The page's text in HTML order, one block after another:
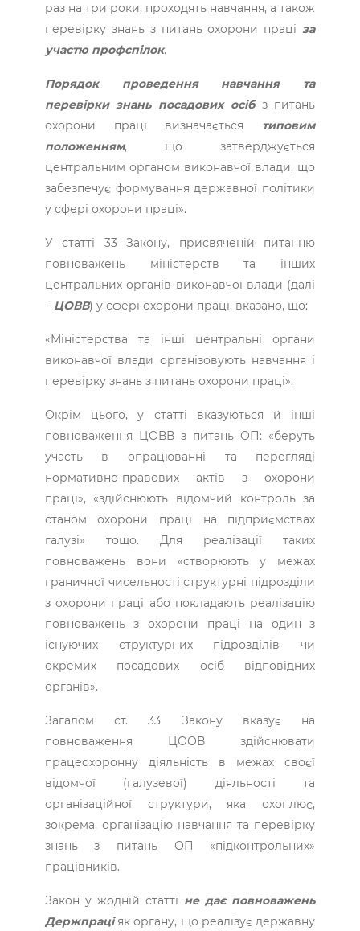
раз на три роки, проходять навчання, а також
перевірку знань з питань охорони праціза
участю профспілок.
Порядок проведення навчання та
перевірки знань посадових осібз питань
охорони праці визначається типовим
положенням, що затверджується
центральним органом виконавчої влади, що
забезпечує формування державної політики
у сфері охорони праці».
У статті 33 Закону, присвяченій питанню
повноважень міністерств та інших
центральних органів виконавчої влади (далі
– ЦОВВ) у сфері охорони праці, вказано, що:
«Міністерства та інші центральні органи
виконавчої влади організовують навчання і
перевірку знань з питань охорони праці».
Окрім цього, у статті вказуються й інші
повноваження ЦОВВ з питань ОП: «беруть
участь в опрацюванні та перегляді
нормативно-правових актів з охорони
праці», «здійснюють відомчий контроль за
станом охорони праці на підприємствах
галузі» тощо. Для реалізації таких
повноважень вони «створюють у межах
граничної чисельності структурні підрозділи
з охорони праці або покладають реалізацію
повноважень з охорони праці на один з
існуючих структурних підрозділів чи
окремих посадових осіб відповідних
органів».
Загалом ст. 33 Закону вказує на
повноваження ЦООВ здійснювати
працеохоронну діяльність в межах своєї
відомчої (галузевої) діяльності та
організаційної структури, яка охоплює,
зокрема, організацію навчання та перевірку
знань з питань ОП «підконтрольних»
працівників.
Закон у жодній статті не дає повноважень
Держпраціяк органу, що реалізує державну